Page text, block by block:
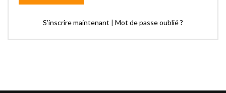
S’inscrire maintenant | Mot de passe oublié ?